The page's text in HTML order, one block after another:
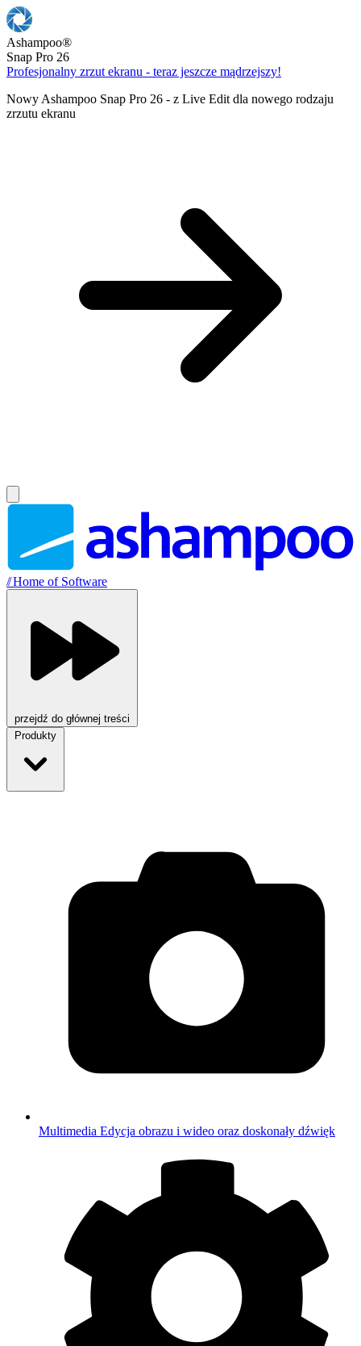
Ashampoo®
Snap Pro 26
Profesjonalny zrzut ekranu - teraz jeszcze mądrzejszy!
Nowy Ashampoo Snap Pro 26 - z Live Edit dla nowego rodzaju
zrzutu ekranu
//Home of Software
przejdź do głównej treści
Produkty
Multimedia Edycja obrazu i wideo oraz doskonały dźwięk